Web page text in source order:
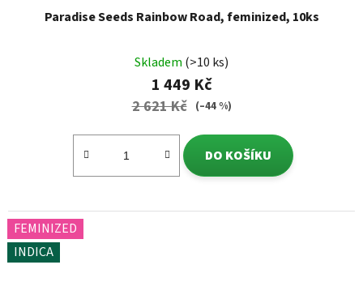
Paradise Seeds Rainbow Road, feminized, 10ks
Skladem (>10 ks)
1 449 Kč
2 621 Kč (–44 %)
DO KOŠÍKU
FEMINIZED
INDICA